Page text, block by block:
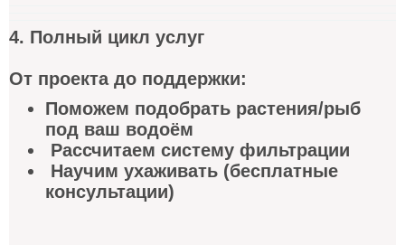
4. Полный цикл услуг
От проекта до поддержки:
Поможем подобрать растения/рыб
под ваш водоём
Рассчитаем систему фильтрации
Научим ухаживать (бесплатные
консультации)